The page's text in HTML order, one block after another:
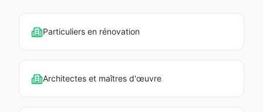
Particuliers en rénovation
Architectes et maîtres d'œuvre